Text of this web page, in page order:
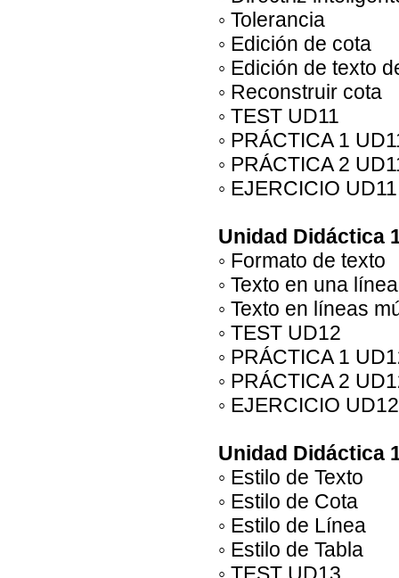
◦ Tolerancia
◦ Edición de cota
◦ Edición de texto
◦ Reconstruir cota
◦ TEST UD11
◦ PRÁCTICA 1
◦ PRÁCTICA 2
◦ EJERCICIO
Unidad Didáctica
◦ Formato de texto
◦ Texto en una línea
◦ Texto en líneas
◦ TEST UD12
◦ PRÁCTICA 1
◦ PRÁCTICA 2
◦ EJERCICIO
Unidad Didáctica
◦ Estilo de Texto
◦ Estilo de Cota
◦ Estilo de Línea
◦ Estilo de Tabla